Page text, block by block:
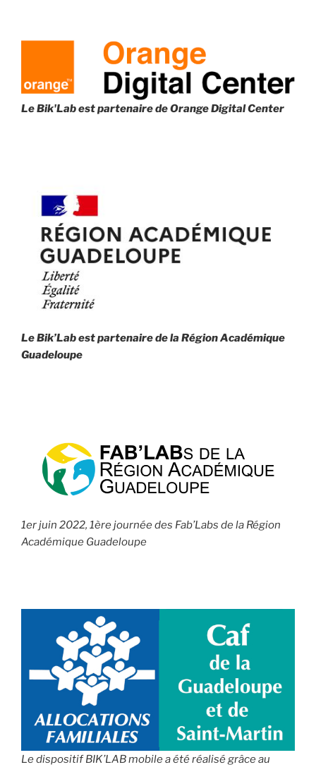
Le Bik'Lab est partenaire deOrange Digital Center
Le Bik’Lab est partenaire de la Région Académique
Guadeloupe
1er juin 2022, 1ère journée des Fab’Labs de la Région
Académique Guadeloupe
Le dispositif BIK’LAB mobile a été réalisé grâce au